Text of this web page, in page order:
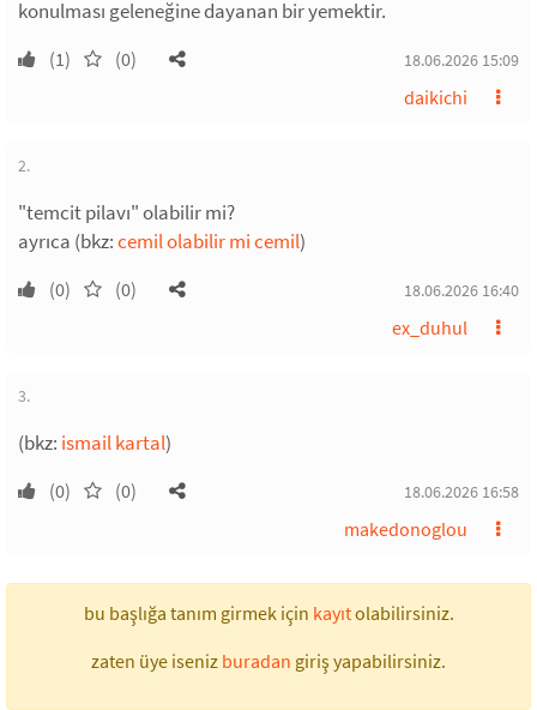
konulması geleneğine dayanan bir yemektir.
(1) (0) 18.06.2026 15:09
daikichi
2.
"temcit pilavı" olabilir mi?
ayrıca (bkz:cemil olabilir mi cemil)
(0) (0) 18.06.2026 16:40
ex_duhul
3.
(bkz: ismail kartal)
(0) (0) 18.06.2026 16:58
makedonoglou
bu başlığa tanım girmek için kayıtolabilirsiniz.
zaten üye iseniz buradan giriş yapabilirsiniz.